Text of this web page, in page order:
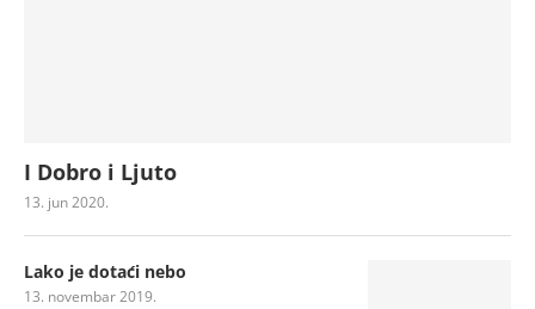
I Dobro i Ljuto
13. jun 2020.
Lako je dotaći nebo
13. novembar 2019.